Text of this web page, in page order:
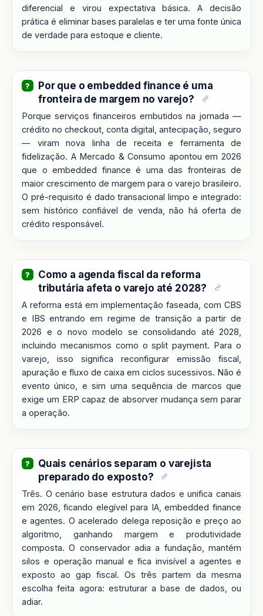
diferencial e virou expectativa básica. A decisão
prática é eliminar bases paralelas e ter uma fonte única
de verdade para estoque e cliente.
Por que o embedded finance é uma
fronteira de margem no varejo?
Porque serviços financeiros embutidos na jornada —
crédito no checkout, conta digital, antecipação, seguro
— viram nova linha de receita e ferramenta de
fidelização. A Mercado & Consumo apontou em 2026
que o embedded finance é uma das fronteiras de
maior crescimento de margem para o varejo brasileiro.
O pré-requisito é dado transacional limpo e integrado:
sem histórico confiável de venda, não há oferta de
crédito responsável.
Como a agenda fiscal da reforma
tributária afeta o varejo até 2028?
A reforma está em implementação faseada, com CBS
e IBS entrando em regime de transição a partir de
2026 e o novo modelo se consolidando até 2028,
incluindo mecanismos como o split payment. Para o
varejo, isso significa reconfigurar emissão fiscal,
apuração e fluxo de caixa em ciclos sucessivos. Não é
evento único, e sim uma sequência de marcos que
exige um ERP capaz de absorver mudança sem parar
a operação.
Quais cenários separam o varejista
preparado do exposto?
Três. O cenário base estrutura dados e unifica canais
em 2026, ficando elegível para IA, embedded finance
e agentes. O acelerado delega reposição e preço ao
algoritmo, ganhando margem e produtividade
composta. O conservador adia a fundação, mantém
silos e operação manual e fica invisível a agentes e
exposto ao gap fiscal. Os três partem da mesma
escolha feita agora: estruturar a base de dados, ou
adiar.